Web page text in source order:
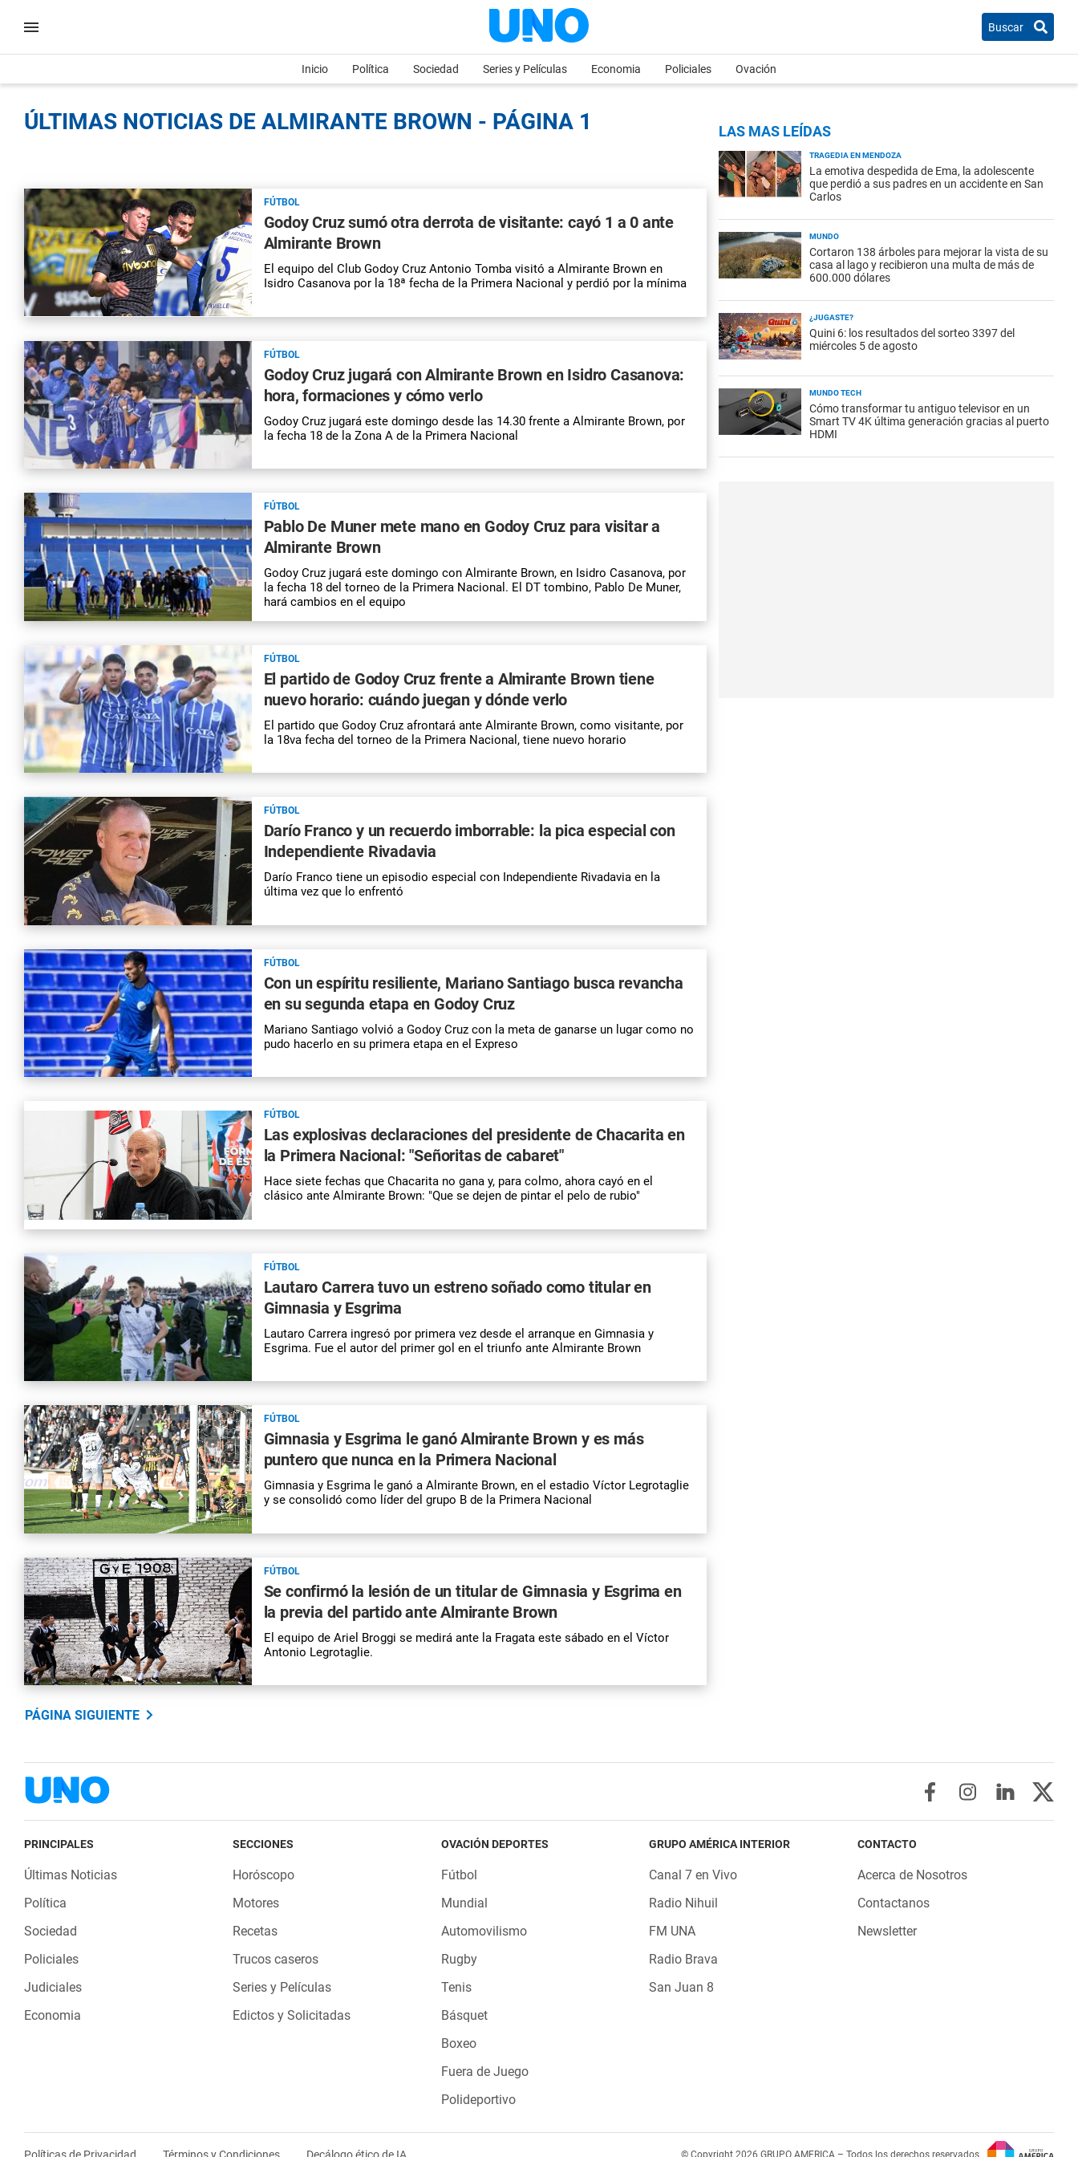
Buscar
Inicio Política Sociedad Series y Películas Economia Policiales Ovación
ÚLTIMAS NOTICIAS DE ALMIRANTE BROWN - PÁGINA 1
FÚTBOL
Godoy Cruz sumó otra derrota de visitante: cayó 1 a 0 ante
Almirante Brown
El equipo del Club Godoy Cruz Antonio Tomba visitó a Almirante Brown en
Isidro Casanova por la 18ª fecha de la Primera Nacional y perdió por la mínima
FÚTBOL
Godoy Cruz jugará con Almirante Brown en Isidro Casanova:
hora, formaciones y cómo verlo
Godoy Cruz jugará este domingo desde las 14.30 frente a Almirante Brown, por
la fecha 18 de la Zona A de la Primera Nacional
FÚTBOL
Pablo De Muner mete mano en Godoy Cruz para visitar a
Almirante Brown
Godoy Cruz jugará este domingo con Almirante Brown, en Isidro Casanova, por
la fecha 18 del torneo de la Primera Nacional. El DT tombino, Pablo De Muner,
hará cambios en el equipo
FÚTBOL
El partido de Godoy Cruz frente a Almirante Brown tiene
nuevo horario: cuándo juegan y dónde verlo
El partido que Godoy Cruz afrontará ante Almirante Brown, como visitante, por
la 18va fecha del torneo de la Primera Nacional, tiene nuevo horario
FÚTBOL
Darío Franco y un recuerdo imborrable: la pica especial con
Independiente Rivadavia
Darío Franco tiene un episodio especial con Independiente Rivadavia en la
última vez que lo enfrentó
FÚTBOL
Con un espíritu resiliente, Mariano Santiago busca revancha
en su segunda etapa en Godoy Cruz
Mariano Santiago volvió a Godoy Cruz con la meta de ganarse un lugar como no
pudo hacerlo en su primera etapa en el Expreso
FÚTBOL
Las explosivas declaraciones del presidente de Chacarita en
la Primera Nacional: "Señoritas de cabaret"
Hace siete fechas que Chacarita no gana y, para colmo, ahora cayó en el
clásico ante Almirante Brown: "Que se dejen de pintar el pelo de rubio"
FÚTBOL
Lautaro Carrera tuvo un estreno soñado como titular en
Gimnasia y Esgrima
Lautaro Carrera ingresó por primera vez desde el arranque en Gimnasia y
Esgrima. Fue el autor del primer gol en el triunfo ante Almirante Brown
FÚTBOL
Gimnasia y Esgrima le ganó Almirante Brown y es más
puntero que nunca en la Primera Nacional
Gimnasia y Esgrima le ganó a Almirante Brown, en el estadio Víctor Legrotaglie
y se consolidó como líder del grupo B de la Primera Nacional
FÚTBOL
Se confirmó la lesión de un titular de Gimnasia y Esgrima en
la previa del partido ante Almirante Brown
El equipo de Ariel Broggi se medirá ante la Fragata este sábado en el Víctor
Antonio Legrotaglie.
PÁGINA SIGUIENTE
LAS MAS LEÍDAS
TRAGEDIA EN MENDOZA
La emotiva despedida de Ema, la adolescente
que perdió a sus padres en un accidente en San
Carlos
MUNDO
Cortaron 138 árboles para mejorar la vista de su
casa al lago y recibieron una multa de más de
600.000 dólares
¿JUGASTE?
Quini 6: los resultados del sorteo 3397 del
miércoles 5 de agosto
MUNDO TECH
Cómo transformar tu antiguo televisor en un
Smart TV 4K última generación gracias al puerto
HDMI
PRINCIPALES
Últimas Noticias
Política
Sociedad
Policiales
Judiciales
Economia
SECCIONES
Horóscopo
Motores
Recetas
Trucos caseros
Series y Películas
Edictos y Solicitadas
OVACIÓN DEPORTES
Fútbol
Mundial
Automovilismo
Rugby
Tenis
Básquet
Boxeo
Fuera de Juego
Polideportivo
GRUPO AMÉRICA INTERIOR
Canal 7 en Vivo
Radio Nihuil
FM UNA
Radio Brava
San Juan 8
CONTACTO
Acerca de Nosotros
Contactanos
Newsletter
© Copyright 2026 GRUPO AMERICA – Todos los derechos reservados